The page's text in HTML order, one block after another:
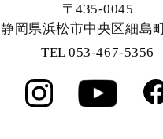
〒435-0045
静岡県浜松市中央区細島
TEL 053-467-5356